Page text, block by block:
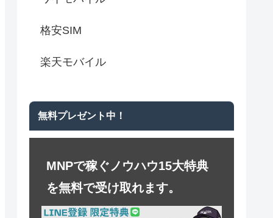
格安SIM
楽天モバイル
無料プレゼント中！
MNPで稼ぐノウハウ15大特典
を無料で受け取れます。